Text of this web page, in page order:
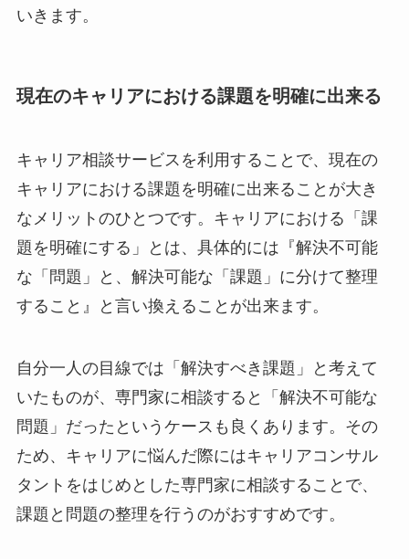
いきます。
現在のキャリアにおける課題を明確に出来る
キャリア相談サービスを利用することで、現在の
キャリアにおける課題を明確に出来ることが大き
なメリットのひとつです。キャリアにおける「課
題を明確にする」とは、具体的には『解決不可能
な「問題」と、解決可能な「課題」に分けて整理
すること』と言い換えることが出来ます。
自分一人の目線では「解決すべき課題」と考えて
いたものが、専門家に相談すると「解決不可能な
問題」だったというケースも良くあります。その
ため、キャリアに悩んだ際にはキャリアコンサル
タントをはじめとした専門家に相談することで、
課題と問題の整理を行うのがおすすめです。